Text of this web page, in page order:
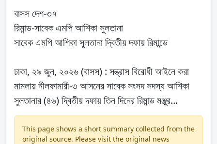
বাসস দেশ-৩৭
রিমান্ড-সাবেক এমপি আশিকা সুলতানা
সাবেক এমপি আশিকা সুলতানা দ্বিতীয় দফায় রিমান্ডে
ঢাকা, ২৯ জুন, ২০২৬ (বাসস) : সন্ত্রাস বিরোধী আইনে করা
মামলায় নীলফামারী-৩ আসনের সাবেক সংসদ সদস্য আশিকা
সুলতানার (৪৬) দ্বিতীয় দফায় তিন দিনের রিমান্ড মঞ্জুর...
This page shows a short summary collected from the
original source. Please visit the original news